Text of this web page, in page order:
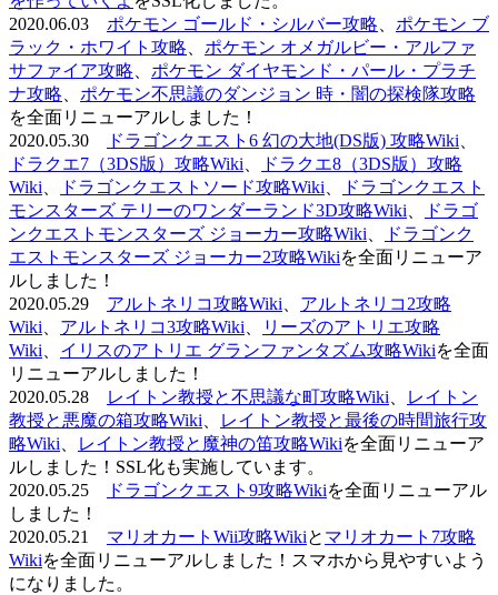
2020.06.03 ポケモン ゴールド・シルバー攻略
ポケモン ブ
ラック・ホワイト攻略
ポケモン オメガルビー・アルファ
サファイア攻略
ポケモン ダイヤモンド・パール・プラチ
ナ攻略
ポケモン不思議のダンジョン 時・闇の探検隊攻略
を全面リニューアルしました！
2020.05.30
ドラゴンクエスト6 幻の大地(DS版) 攻略Wiki
ドラクエ7（3DS版）攻略Wiki
ドラクエ8（3DS版）攻略
Wiki
ドラゴンクエストソード攻略Wiki
ドラゴンクエスト
モンスターズ テリーのワンダーランド3D攻略Wiki
ドラゴ
ンクエストモンスターズ ジョーカー攻略Wiki
ドラゴンク
エストモンスターズ ジョーカー2攻略Wikiを全面リニューア
ルしました！
2020.05.29 アルトネリコ攻略Wiki
アルトネリコ2攻略
Wiki
アルトネリコ3攻略Wiki
リーズのアトリエ攻略
Wiki
イリスのアトリエ グランファンタズム攻略Wikiを全面
リニューアルしました！
2020.05.28
レイトン教授と不思議な町攻略Wiki
レイトン
教授と悪魔の箱攻略Wiki
レイトン教授と最後の時間旅行攻
略Wiki
レイトン教授と魔神の笛攻略Wikiを全面リニューア
ルしました！SSL化も実施しています。
2020.05.25
ドラゴンクエスト9攻略Wikiを全面リニューアル
しました！
2020.05.21 マリオカートWii攻略Wikiと マリオカート7攻略
Wikiを全面リニューアルしました！スマホから見やすいよう
になりました。